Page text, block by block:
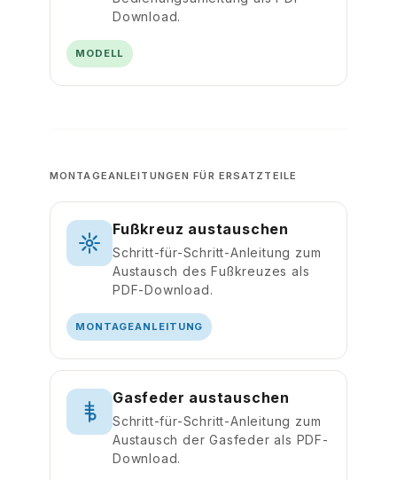
Download.
MODELL
MONTAGEANLEITUNGEN FÜR ERSATZTEILE
Fußkreuz austauschen
Schritt-für-Schritt-Anleitung zum
Austausch des Fußkreuzes als
PDF-Download.
MONTAGEANLEITUNG
Gasfeder austauschen
Schritt-für-Schritt-Anleitung zum
Austausch der Gasfeder als PDF-
Download.